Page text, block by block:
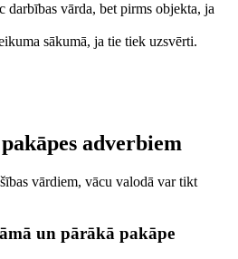
darbības vārda, bet pirms objekta, ja
sākumā, ja tie tiek uzsvērti.
adverbiem
vārdiem, vācu valodā var tikt
un pārākā pakāpe